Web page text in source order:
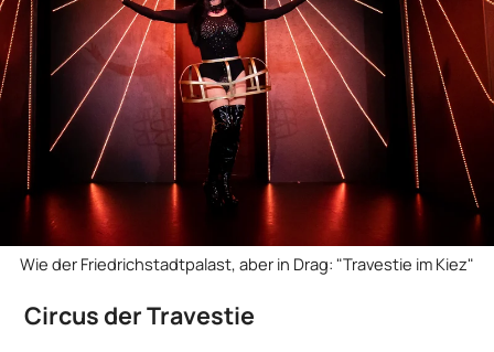
Wie der Friedrichstadtpalast, aber in Drag: "Travestie im Kiez"
Circus der Travestie